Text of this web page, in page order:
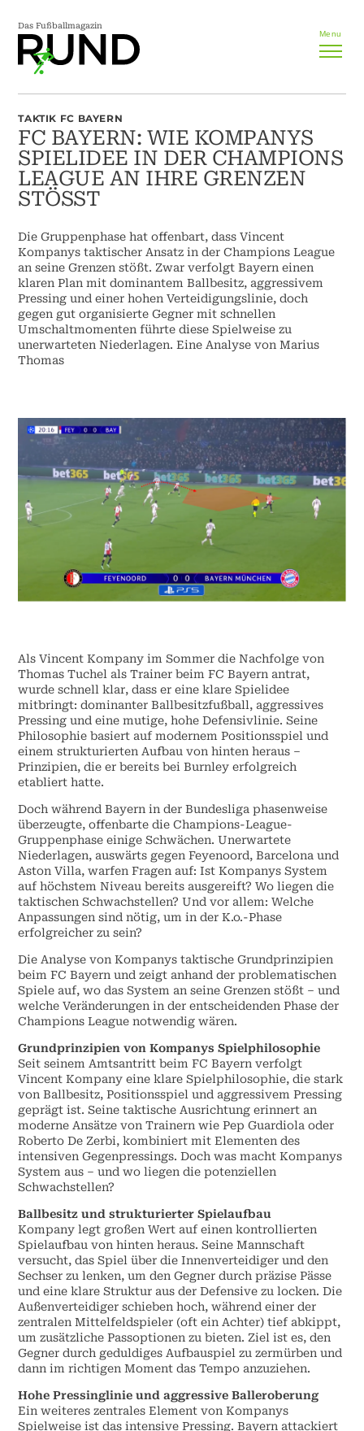
Das Fußballmagazin
Menu
TAKTIK FC BAYERN
FC BAYERN: WIE KOMPANYS
SPIELIDEE IN DER CHAMPIONS
LEAGUE AN IHRE GRENZEN
STÖSST
Die Gruppenphase hat offenbart, dass Vincent
Kompanys taktischer Ansatz in der Champions League
an seine Grenzen stößt. Zwar verfolgt Bayern einen
klaren Plan mit dominantem Ballbesitz, aggressivem
Pressing und einer hohen Verteidigungslinie, doch
gegen gut organisierte Gegner mit schnellen
Umschaltmomenten führte diese Spielweise zu
unerwarteten Niederlagen. Eine Analyse von Marius
Thomas
Als Vincent Kompany im Sommer die Nachfolge von
Thomas Tuchel als Trainer beim FC Bayern antrat,
wurde schnell klar, dass er eine klare Spielidee
mitbringt: dominanter Ballbesitzfußball, aggressives
Pressing und eine mutige, hohe Defensivlinie. Seine
Philosophie basiert auf modernem Positionsspiel und
einem strukturierten Aufbau von hinten heraus –
Prinzipien, die er bereits bei Burnley erfolgreich
etabliert hatte.
Doch während Bayern in der Bundesliga phasenweise
überzeugte, offenbarte die Champions-League-
Gruppenphase einige Schwächen. Unerwartete
Niederlagen, auswärts gegen Feyenoord, Barcelona und
Aston Villa, warfen Fragen auf: Ist Kompanys System
auf höchstem Niveau bereits ausgereift? Wo liegen die
taktischen Schwachstellen? Und vor allem: Welche
Anpassungen sind nötig, um in der K.o.-Phase
erfolgreicher zu sein?
Die Analyse von Kompanys taktische Grundprinzipien
beim FC Bayern und zeigt anhand der problematischen
Spiele auf, wo das System an seine Grenzen stößt – und
welche Veränderungen in der entscheidenden Phase der
Champions League notwendig wären.
Grundprinzipien von Kompanys Spielphilosophie
Seit seinem Amtsantritt beim FC Bayern verfolgt
Vincent Kompany eine klare Spielphilosophie, die stark
von Ballbesitz, Positionsspiel und aggressivem Pressing
geprägt ist. Seine taktische Ausrichtung erinnert an
moderne Ansätze von Trainern wie Pep Guardiola oder
Roberto De Zerbi, kombiniert mit Elementen des
intensiven Gegenpressings. Doch was macht Kompanys
System aus – und wo liegen die potenziellen
Schwachstellen?
Ballbesitz und strukturierter Spielaufbau
Kompany legt großen Wert auf einen kontrollierten
Spielaufbau von hinten heraus. Seine Mannschaft
versucht, das Spiel über die Innenverteidiger und den
Sechser zu lenken, um den Gegner durch präzise Pässe
und eine klare Struktur aus der Defensive zu locken. Die
Außenverteidiger schieben hoch, während einer der
zentralen Mittelfeldspieler (oft ein Achter) tief abkippt,
um zusätzliche Passoptionen zu bieten. Ziel ist es, den
Gegner durch geduldiges Aufbauspiel zu zermürben und
dann im richtigen Moment das Tempo anzuziehen.
Hohe Pressinglinie und aggressive Balleroberung
Ein weiteres zentrales Element von Kompanys
Spielweise ist das intensive Pressing. Bayern attackiert